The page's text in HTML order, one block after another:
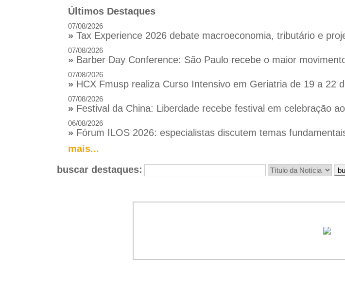
Últimos Destaques
07/08/2026
» Tax Experience 2026 debate macroeconomia, tributário e
07/08/2026
» Barber Day Conference: São Paulo recebe o maior
07/08/2026
» HCX Fmusp realiza Curso Intensivo em Geriatria de 19 a 22
07/08/2026
» Festival da China: Liberdade recebe festival em celebração
06/08/2026
» Fórum ILOS 2026: especialistas discutem temas
mais...
buscar destaques: